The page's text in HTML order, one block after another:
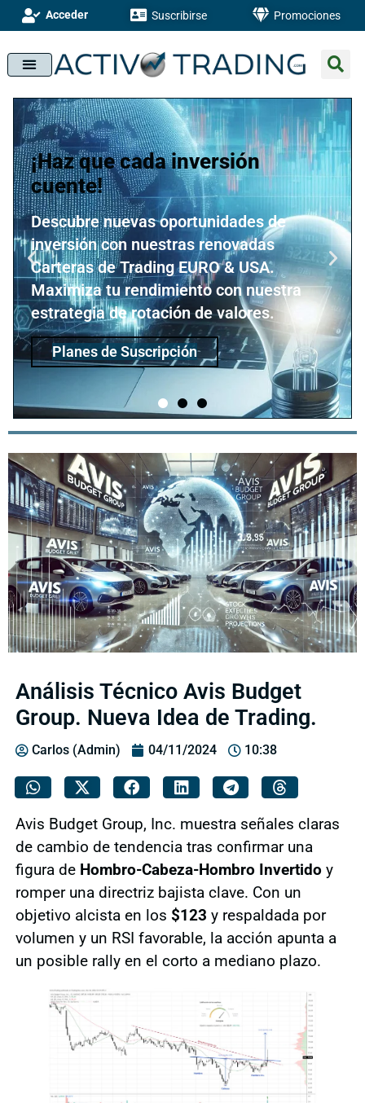
Acceder Suscribirse Promociones
¡Haz que cada inversión
cuente!
Descubre nuevas oportunidades de
inversión con nuestras renovadas
Carteras de Trading EURO & USA.
Maximiza tu rendimiento con nuestra
estrategia de rotación de valores.
Planes de Suscripción
Análisis Técnico Avis Budget
Group. Nueva Idea de Trading.
Carlos (Admin) 04/11/2024 10:38
Avis Budget Group, Inc. muestra señales claras
de cambio de tendencia tras confirmar una
figura de Hombro-Cabeza-Hombro Invertido y
romper una directriz bajista clave. Con un
objetivo alcista en los $123 y respaldada por
volumen y un RSI favorable, la acción apunta a
un posible rally en el corto a mediano plazo.